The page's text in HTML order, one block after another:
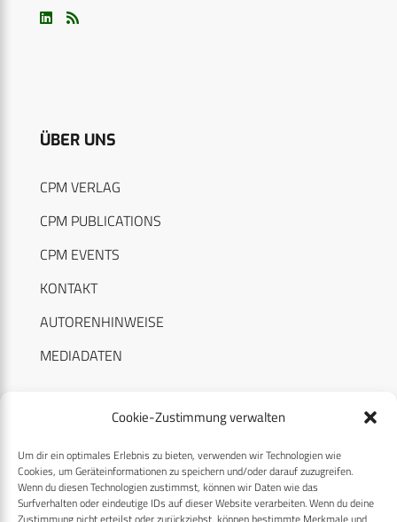
Cookie-Zustimmung verwalten
Um dir ein optimales Erlebnis zu bieten, verwenden wir Technologien wie
Cookies, um Geräteinformationen zu speichern und/oder darauf zuzugreifen.
Wenn du diesen Technologien zustimmst, können wir Daten wie das
Surfverhalten oder eindeutige IDs auf dieser Website verarbeiten. Wenn du deine
ÜBER UNS
CPM VERLAG
CPM PUBLICATIONS
CPM EVENTS
KONTAKT
AUTORENHINWEISE
MEDIADATEN
RECHTLICHES
Datenschutzerklärung